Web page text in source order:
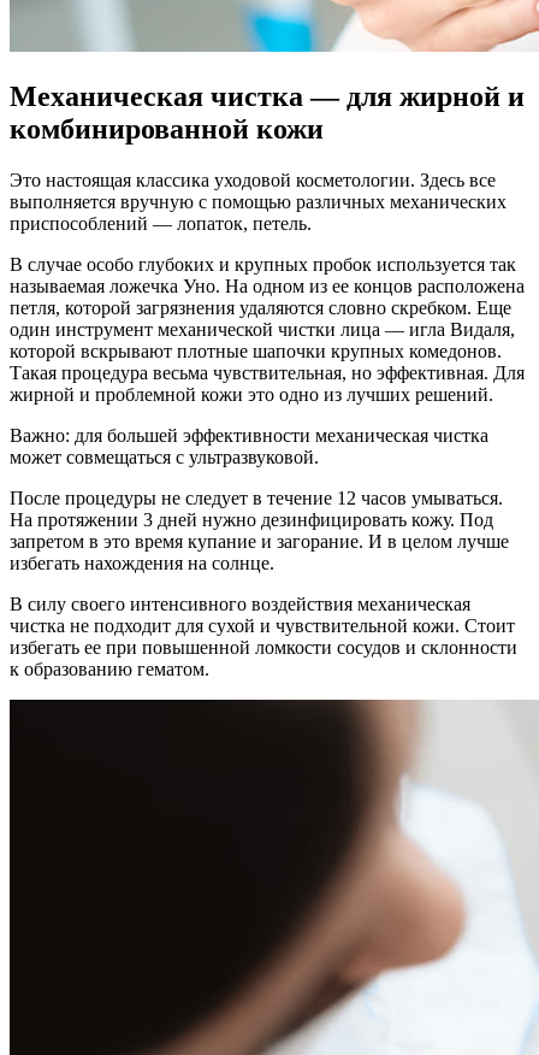
Механическая чистка — для жирной и
комбинированной кожи
Это настоящая классика уходовой косметологии. Здесь все
выполняется вручную с помощью различных механических
приспособлений — лопаток, петель.
В случае особо глубоких и крупных пробок используется так
называемая ложечка Уно. На одном из ее концов расположена
петля, которой загрязнения удаляются словно скребком. Еще
один инструмент механической чистки лица — игла Видаля,
которой вскрывают плотные шапочки крупных комедонов.
Такая процедура весьма чувствительная, но эффективная. Для
жирной и проблемной кожи это одно из лучших решений.
Важно: для большей эффективности механическая чистка
может совмещаться с ультразвуковой.
После процедуры не следует в течение 12 часов умываться.
На протяжении 3 дней нужно дезинфицировать кожу. Под
запретом в это время купание и загорание. И в целом лучше
избегать нахождения на солнце.
В силу своего интенсивного воздействия механическая
чистка не подходит для сухой и чувствительной кожи. Стоит
избегать ее при повышенной ломкости сосудов и склонности
к образованию гематом.